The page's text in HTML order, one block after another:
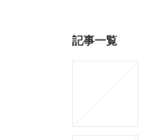
記事一覧